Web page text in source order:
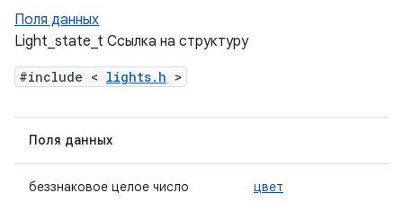
Поля данных
Light_state_t Ссылка на структуру
#include < lights.h >
Поля данных
беззнаковое целое число цвет